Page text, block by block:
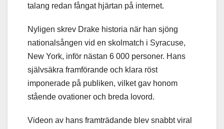
talang redan fångat hjärtan på internet.
Nyligen skrev Drake historia när han sjöng
nationalsången vid en skolmatch i Syracuse,
New York, inför nästan 6 000 personer. Hans
självsäkra framförande och klara röst
imponerade på publiken, vilket gav honom
stående ovationer och breda lovord.
Videon av hans framträdande blev snabbt viral